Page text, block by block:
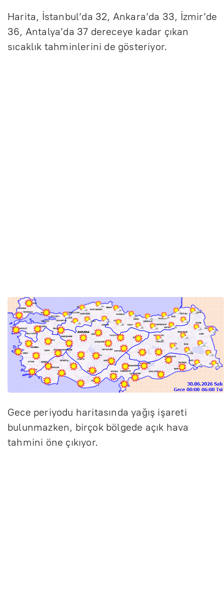
Harita, İstanbul’da 32, Ankara’da 33, İzmir’de
36, Antalya’da 37 dereceye kadar çıkan
sıcaklık tahminlerini de gösteriyor.
Gece periyodu haritasında yağış işareti
bulunmazken, birçok bölgede açık hava
tahmini öne çıkıyor.